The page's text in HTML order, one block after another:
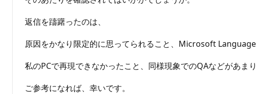
返信を躊躇ったのは、
原因をかなり限定的に思ってられること、Microsoft
私のPCで再現できなかったこと、同様現象でのQAなどがあま
ご参考になれば、幸いです。